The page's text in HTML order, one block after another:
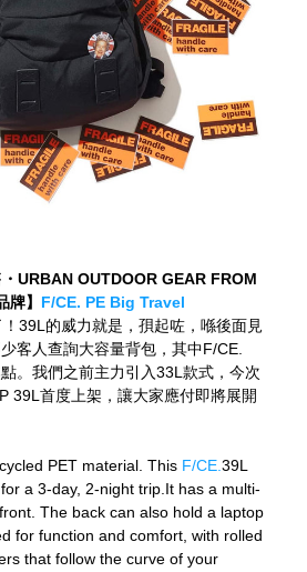
・URBAN OUTDOOR GEAR FROM
】 F/CE. PE Big Travel
39L的威力就是，孭起咗，喺後面見
客人查詢大容量背包，其中F/CE.
。我們之前主力引入33L款式，今次
39L首度上架，讓大家應付即將展開
PET material. This F/CE. 39L
a 3-day, 2-night trip.It has a multi-
The back can also hold a laptop
for function and comfort, with rolled
that follow the curve of your